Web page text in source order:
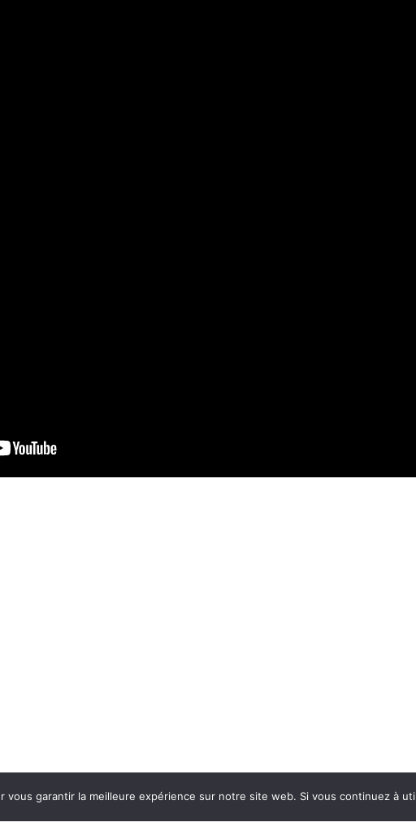
vous garantir la meilleure expérience sur notre site web. Si vous continuez à